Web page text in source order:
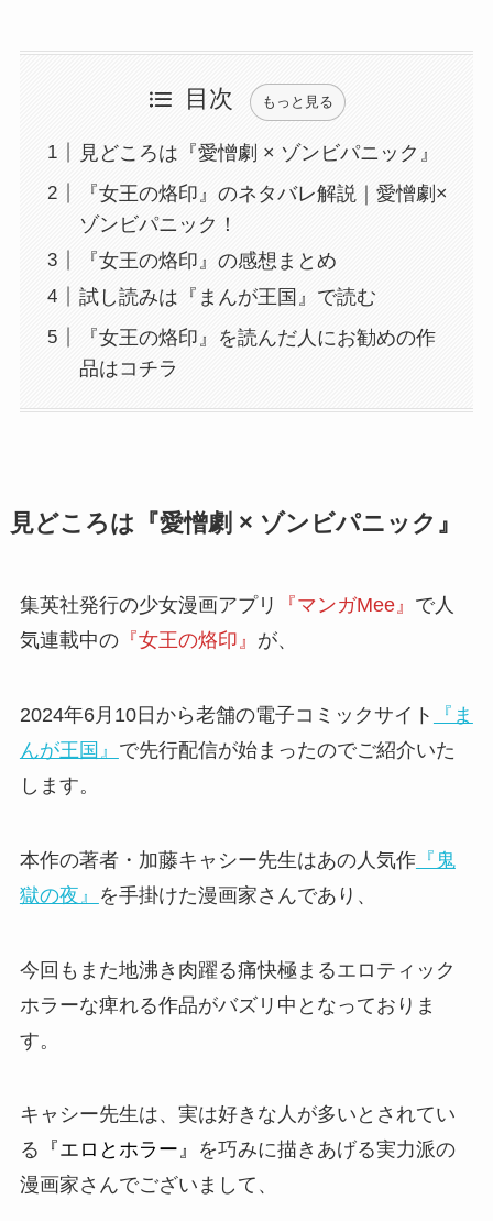
目次 もっと見る
見どころは『愛憎劇 × ゾンビパニック』
『女王の烙印』のネタバレ解説｜愛憎劇×
ゾンビパニック！
『女王の烙印』の感想まとめ
試し読みは『まんが王国』で読む
『女王の烙印』を読んだ人にお勧めの作
品はコチラ
見どころは『愛憎劇 × ゾンビパニック』
集英社発行の少女漫画アプリ 『マンガMee』 で人
気連載中の『女王の烙印』 が、
2024年6月10日から老舗の電子コミックサイト
『ま
んが王国』 で先行配信が始まったのでご紹介いた
します。
本作の著者・ 加藤キャシー先生はあの人気作『鬼
獄の夜』
を手掛けた漫画家さんであり、
今回もまた地沸き肉躍る痛快極まるエロティック
ホラーな痺れる作品がバズリ中となっておりま
す。
キャシー先生は、実は好きな人が多いとされてい
る 『エロとホラー』
を巧みに描きあげる実力派の
漫画家さんでございまして、